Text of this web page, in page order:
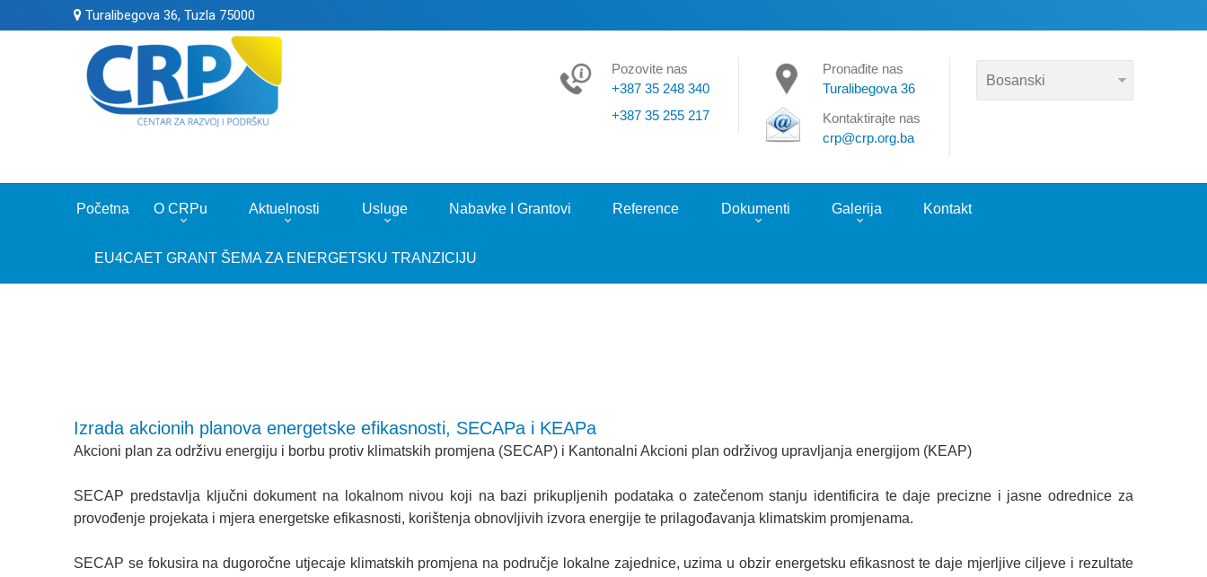
Turalibegova 36, Tuzla 75000
Pozovite nas
+387 35 248 340
+387 35 255 217
Pronađite nas
Turalibegova 36
Kontaktirajte nas
crp@crp.org.ba
Početna O CRPu Aktuelnosti Usluge Nabavke I Grantovi Reference Dokumenti Galerija Kontakt
EU4CAET GRANT ŠEMA ZA ENERGETSKU TRANZICIJU
Izrada akcionih planova energetske efikasnosti, SECAPa i KEAPa
Akcioni plan za održivu energiju i borbu protiv klimatskih promjena (SECAP) i Kantonalni Akcioni plan održivog upravljanja energijom (KEAP)
SECAP predstavlja ključni dokument na lokalnom nivou koji na bazi prikupljenih podataka o zatečenom stanju identificira te daje precizne i jasne odrednice za
provođenje projekata i mjera energetske efikasnosti, korištenja obnovljivih izvora energije te prilagođavanja klimatskim promjenama.
SECAP se fokusira na dugoročne utjecaje klimatskih promjena na područje lokalne zajednice, uzima u obzir energetsku efikasnost te daje mjerljive ciljeve i rezultate